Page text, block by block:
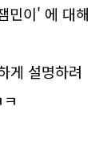
민이' 에 대해
게 설명하려